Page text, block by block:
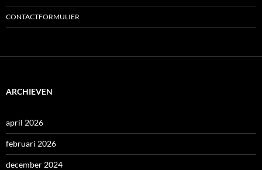
CONTACTFORMULIER
ARCHIEVEN
april 2026
februari 2026
december 2024